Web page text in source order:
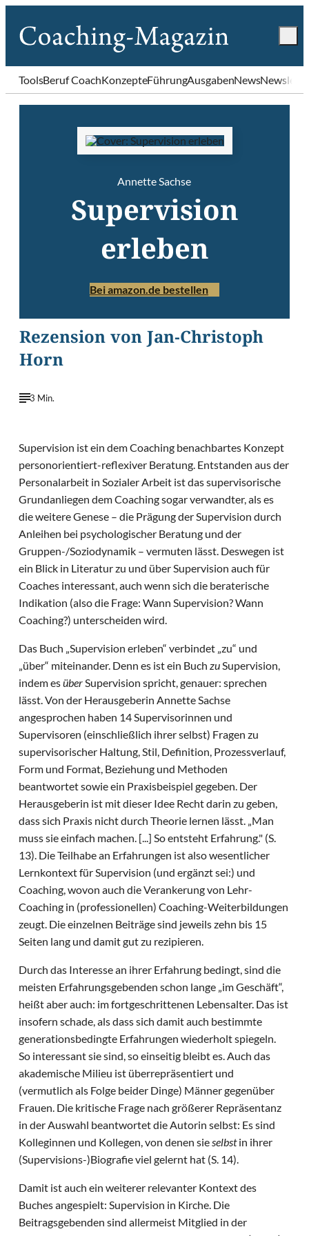
ToolsBeruf CoachKonzepteFührungAusgabenNews
Annette Sachse
Supervision
erleben
Bei amazon.de bestellen
Rezension von Jan-Christoph
Horn
3 Min.
Supervision ist ein dem Coaching benachbartes Konzept
personorientiert-reflexiver Beratung. Entstanden aus der
Personalarbeit in Sozialer Arbeit ist das supervisorische
Grundanliegen dem Coaching sogar verwandter, als es
die weitere Genese – die Prägung der Supervision durch
Anleihen bei psychologischer Beratung und der
Gruppen-/Soziodynamik – vermuten lässt. Deswegen ist
ein Blick in Literatur zu und über Supervision auch für
Coaches interessant, auch wenn sich die beraterische
Indikation (also die Frage: Wann Supervision? Wann
Coaching?) unterscheiden wird.
Das Buch „Supervision erleben“ verbindet „zu“ und
„über“ miteinander. Denn es ist ein BuchzuSupervision,
indem esüberSupervision spricht, genauer: sprechen
lässt. Von der Herausgeberin Annette Sachse
angesprochen haben 14 Supervisorinnen und
Supervisoren (einschließlich ihrer selbst) Fragen zu
supervisorischer Haltung, Stil, Definition, Prozessverlauf,
Form und Format, Beziehung und Methoden
beantwortet sowie ein Praxisbeispiel gegeben. Der
Herausgeberin ist mit dieser Idee Recht darin zu geben,
dass sich Praxis nicht durch Theorie lernen lässt. „Man
muss sie einfach machen. [...] So entsteht Erfahrung." (S.
13). Die Teilhabe an Erfahrungen ist also wesentlicher
Lernkontext für Supervision (und ergänzt sei:) und
Coaching, wovon auch die Verankerung von Lehr-
Coaching in (professionellen) Coaching-Weiterbildungen
zeugt. Die einzelnen Beiträge sind jeweils zehn bis 15
Seiten lang und damit gut zu rezipieren.
Durch das Interesse an ihrer Erfahrung bedingt, sind die
meisten Erfahrungsgebenden schon lange „im Geschäft“,
heißt aber auch: im fortgeschrittenen Lebensalter. Das ist
insofern schade, als dass sich damit auch bestimmte
generationsbedingte Erfahrungen wiederholt spiegeln.
So interessant sie sind, so einseitig bleibt es. Auch das
akademische Milieu ist überrepräsentiert und
(vermutlich als Folge beider Dinge) Männer gegenüber
Frauen. Die kritische Frage nach größerer Repräsentanz
in der Auswahl beantwortet die Autorin selbst: Es sind
Kolleginnen und Kollegen, von denen sieselbstin ihrer
(Supervisions-)Biografie viel gelernt hat (S. 14).
Damit ist auch ein weiterer relevanter Kontext des
Buches angespielt: Supervision in Kirche. Die
Beitragsgebenden sind allermeist Mitglied in der